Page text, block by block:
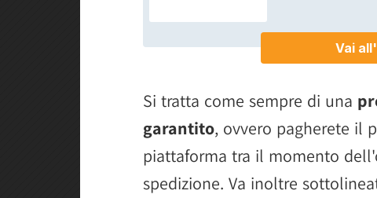
Si tratta come sempre di una
garantito, ovvero pagherete il
piattaforma tra il momento
spedizione. Va inoltre